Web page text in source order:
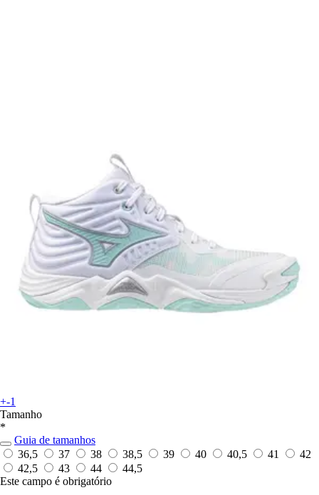
+-1
Tamanho
*
Guia de tamanhos
36,5
37 38 38,5 39 40 40,5 41
42
42,5
43 44
44,5
Este campo é obrigatório